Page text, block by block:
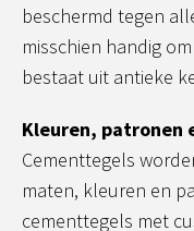
beschermd tegen
misschien handig
bestaat uit antieke
Kleuren, patronen
Cementtegels
maten, kleuren en
cementtegels met